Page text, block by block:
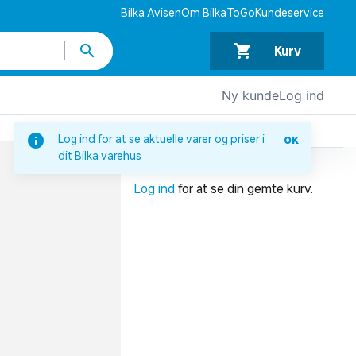
Log ind for at se aktuelle varer og priser i
dit Bilka varehus
OK
Bilka AvisenOm BilkaToGoKundeservice
Kurv
Ny kundeLog ind
Log ind for at se din gemte kurv.